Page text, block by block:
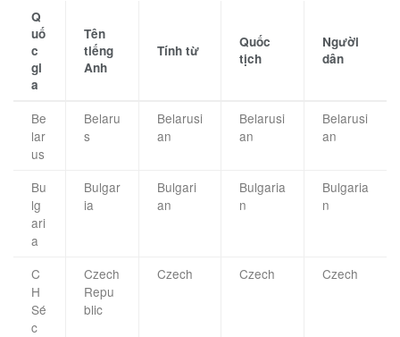
Q
uố
c
gi
a
Tên
tiếng
Anh
Tính từ
Quốc
tịch
Người
dân
Be
lar
us
Belaru
s
Belarusi
an
Belarusi
an
Belarusi
an
Bu
lg
ari
a
Bulgar
ia
Bulgari
an
Bulgaria
n
Bulgaria
n
C
H
Sé
c
Czech
Repu
blic
Czech Czech Czech